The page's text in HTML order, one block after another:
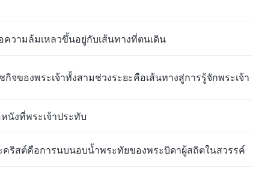
ความล้มเหลวขึ้นอยู่กับเส้นทางที่ตนเดิน
กิจของพระเจ้าทั้งสามช่วงระยะคือเส้นทางสู่การรู้จักพระเจ้า
นังที่พระเจ้าประทับ
ริสต์คือการนบนอบน้ำพระทัยของพระบิดาผู้สถิตในสวรรค์